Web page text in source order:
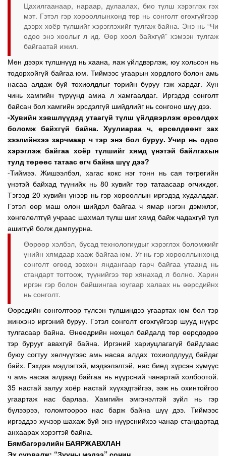
Цахилгаанаар, нараар, дулаалах, био түлш хэрэглэх гэх
мэт. Гэтэл гэр хорооллынхонд төр нь сонголт өгөхгүйгээр
дээрх хоёр түлшийг хэрэглэхийг тулгаж байна. Энэ нь “Чи
одоо энэ хоолыг л ид. Өөр хоол байхгүй” хэмээн тулгаж
байгаатай ижил.
Мөн дээрх түлшнүүд нь хаана, яаж үйлдвэрлэж, юу хольсон нь
тодорхойгүй байгаа юм. Тиймээс угаарын хордлого болон амь
насаа алдаж буй тохиолдлыг төрийн буруу гэж хардаг. Хүн
чинь хамгийн түрүүнд амиа л хамгаалдаг. Иргэдэд сонголт
байсан бол хамгийн эрсдэлгүй шийдлийг нь сонгоно шүү дээ.
-Хувийн хэвшлүүдэд утаагүй түлш үйлдвэрлэж өрсөлдөх
боломж байхгүй байна. Хуулиараа ч, өрсөлдөөнт зах
зээлийнхээ зарчмаар ч тэр энэ бол буруу. Учир нь одоо
хэрэглэж байгаа хоёр түлшийг хямд үнэтэй байлгахын
тулд төрөөс татаас өгч байна шүү дээ?
-Тиймээ. Жишээлбэл, хагас кокс нэг тонн нь сая төгрөгийн
үнэтэй байхад түүнийх нь 80 хувийг төр татаасаар өгчихдөг.
Тэгээд 20 хувийн үнээр нь гэр хорооллын иргэдэд худалддаг.
Гэтэл өөр маш олон шийдэл байгаа ч ямар нэгэн дэмжлэг,
хөнгөлөлтгүй учраас шахмал түлш шиг хямд байж чадахгүй тул
ашиггүй болж дампуурна.
Өөрөөр хэлбэл, бусад технологиудыг хэрэглэх боломжийг
үнийн хямдаар хааж байгаа юм. Уг нь гэр хорооллынхонд
сонголт өгөөд зөвхөн яндангаар гарч байгаа утаанд нь
стандарт тогтоож, түүнийгээ төр хянахад л болно. Харин
иргэн гэр болон байшингаа юугаар халаах нь өөрсдийнх
нь сонголт.
Өөрсдийн сонголтоор түлсэн түлшиндээ угаартах юм бол тэр
жинхэнэ иргэний буруу. Гэтэл сонголт өгөхгүйгээр шууд нүүрс
тулгасаар байна. Өнөөдрийн нөхцөл байдалд төр өөрсдөдөө
тэр бурууг авахгүй байна. Иргэний хариуцлагагүй байдлаас
буюу согтуу хөлчүүгээс амь насаа алдах тохиолдлууд байдаг
байх. Гэхдээ мэдлэгтэй, мэдээлэлтэй, нас биед хүрсэн хүмүүс
ч амь насаа алдаад байгаа нь нүүрсний чанартай холбоотой.
35 настай залуу хоёр настай хүүхэдтэйгээ, ээж нь охинтойгоо
угаартаж нас барлаа. Хамгийн эмгэнэлтэй зүйл нь гэр
бүлээрээ, голомтоороо нас барж байна шүү дээ. Тиймээс
иргэддээ хүчээр шахаж буй энэ нүүрснийхээ чанар стандартад
анхаарах хэрэгтэй байна.
Бямбагэрэлийн БАЯРЖАВХЛАН